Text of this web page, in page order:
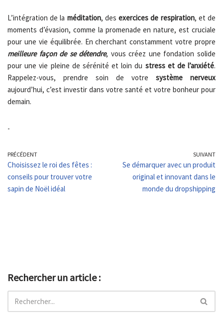
L’intégration de la méditation, desexercices de respiration, et de
moments d’évasion, comme la promenade en nature, est cruciale
pour une vie équilibrée. En cherchant constamment votre propre
meilleure façon de se détendre, vous créez une fondation solide
pour une vie pleine de sérénité et loin du stress et de l’anxiété.
Rappelez-vous, prendre soin de votre système nerveux
aujourd’hui, c’est investir dans votre santé et votre bonheur pour
demain.
-
PRÉCÉDENT
Choisissez le roi des fêtes :
conseils pour trouver votre
sapin de Noël idéal
SUIVANT
Se démarquer avec un produit
original et innovant dans le
monde du dropshipping
Rechercher un article :